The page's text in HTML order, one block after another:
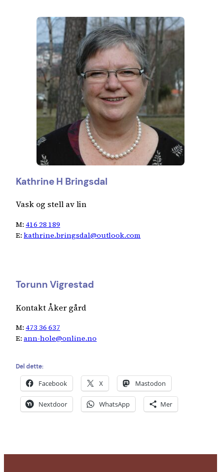
Kathrine H Bringsdal
Vask og stell av lin
M: 416 28 189
E: kathrine.bringsdal@outlook.com
Torunn Vigrestad
Kontakt Åker gård
M: 473 36 637
E: ann-hole@online.no
Del dette:
Facebook X Mastodon
Nextdoor WhatsApp Mer